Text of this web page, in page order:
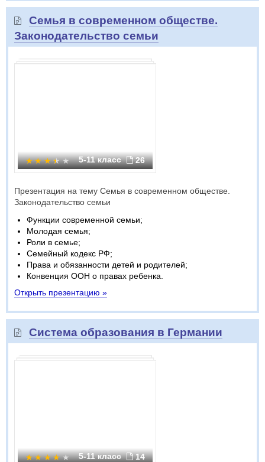
Семья в современном обществе.
Законодательство семьи
5-11 класс 26
Презентация на тему Семья в современном обществе.
Законодательство семьи
Функции современной семьи;
Молодая семья;
Роли в семье;
Семейный кодекс РФ;
Права и обязанности детей и родителей;
Конвенция ООН о правах ребенка.
Открыть презентацию »
Система образования в Германии
5-11 класс 14